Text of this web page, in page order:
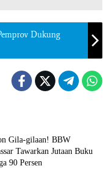
Dukung
Gila-gilaan! BBW
Tawarkan Jutaan Buku
90 Persen